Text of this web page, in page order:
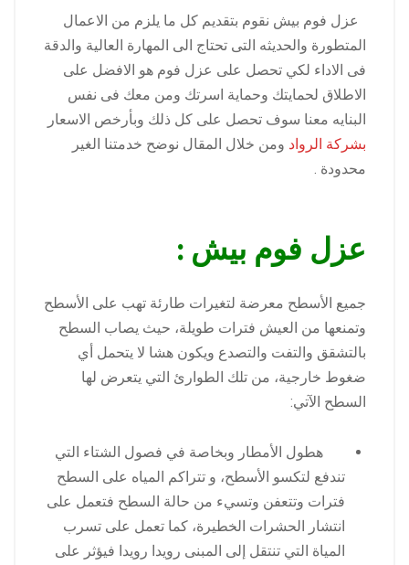
عزل فوم بيش نقوم بتقديم كل ما يلزم من الاعمال
المتطورة والحديثه التى تحتاج الى المهارة العالية والدقة
فى الاداء لكي تحصل على عزل فوم هو الافضل على
الاطلاق لحمايتك وحماية اسرتك ومن معك فى نفس
البنايه معنا سوف تحصل على كل ذلك وبأرخص الاسعار
بشركة الرواد ومن خلال المقال نوضح خدمتنا الغير
محدودة .
عزل فوم بيش :
جميع الأسطح معرضة لتغيرات طارئة تهب على الأسطح
وتمنعها من العيش فترات طويلة، حيث يصاب السطح
بالتشقق والتفت والتصدع ويكون هشا لا يتحمل أي
ضغوط خارجية، من تلك الطوارئ التي يتعرض لها
السطح الآتي:
هطول الأمطار وبخاصة في فصول الشتاء التي
تندفع لتكسو الأسطح، و تتراكم المياه على السطح
فترات وتتعفن وتسيء من حالة السطح فتعمل على
انتشار الحشرات الخطيرة، كما تعمل على تسرب
المياة التي تنتقل إلى المبنى رويدا رويدا فيؤثر على